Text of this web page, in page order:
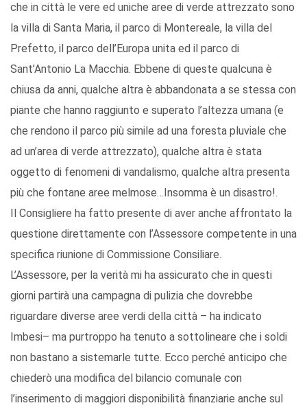
che in città le vere ed uniche aree di verde attrezzato sono
la villa di Santa Maria, il parco di Montereale, la villa del
Prefetto, il parco dell’Europa unita ed il parco di
Sant’Antonio La Macchia. Ebbene di queste qualcuna è
chiusa da anni, qualche altra è abbandonata a se stessa con
piante che hanno raggiunto e superato l’altezza umana (e
che rendono il parco più simile ad una foresta pluviale che
ad un’area di verde attrezzato), qualche altra è stata
oggetto di fenomeni di vandalismo, qualche altra presenta
più che fontane aree melmose…Insomma è un disastro!.
Il Consigliere ha fatto presente di aver anche affrontato la
questione direttamente con l’Assessore competente in una
specifica riunione di Commissione Consiliare.
L’Assessore, per la verità mi ha assicurato che in questi
giorni partirà una campagna di pulizia che dovrebbe
riguardare diverse aree verdi della città – ha indicato
Imbesi– ma purtroppo ha tenuto a sottolineare che i soldi
non bastano a sistemarle tutte. Ecco perché anticipo che
chiederò una modifica del bilancio comunale con
l’inserimento di maggiori disponibilità finanziarie anche sul